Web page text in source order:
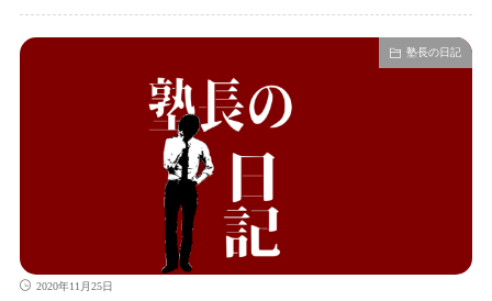
塾長の日記
2020年11月25日